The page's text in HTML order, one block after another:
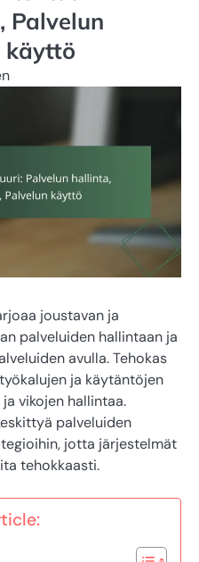
Palvelun
käyttö
joustavan ja
palveluiden hallintaan ja
avulla. Tehokas
ja käytäntöjen
vikojen hallintaa.
palveluiden
jotta järjestelmät
tehokkaasti.